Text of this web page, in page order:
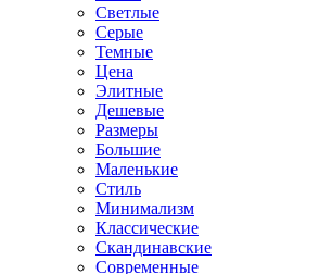
Светлые
Серые
Темные
Цена
Элитные
Дешевые
Размеры
Большие
Маленькие
Стиль
Минимализм
Классические
Скандинавские
Современные